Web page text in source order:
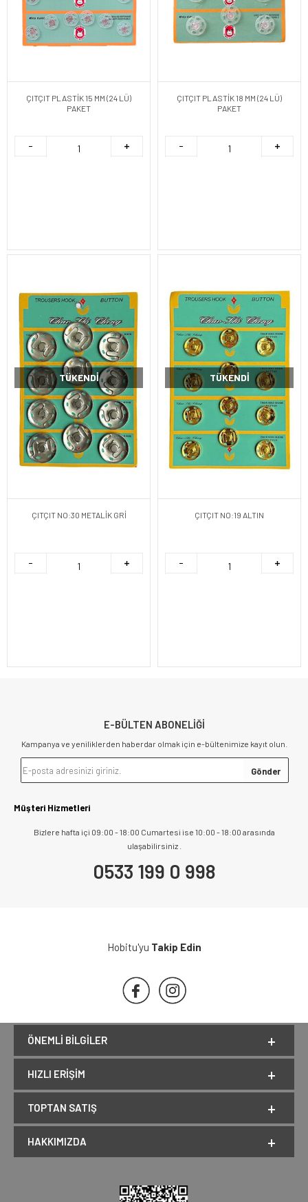
ÇITÇIT PLASTİK 15 MM (24 LÜ)
PAKET
ÇITÇIT PLASTİK 18 MM (24 LÜ)
PAKET
TÜKENDI
ÇITÇIT NO:30 METALİK GRİ
TÜKENDI
ÇITÇIT NO:19 ALTIN
E-BÜLTEN ABONELİĞİ
Kampanya ve yeniliklerden haberdar olmak için e-bültenimize kayıt olun.
Müşteri Hizmetleri
Bizlere hafta içi 09:00 - 18:00 Cumartesi ise 10:00 - 18:00 arasında
ulaşabilirsiniz .
0533 199 0 998
Hobitu'yu Takip Edin
ÖNEMLI BILGILER
HIZLI ERIŞIM
TOPTAN SATIŞ
HAKKIMIZDA